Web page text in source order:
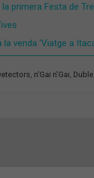
primera Festa de
la venda 'Viatge a
n'Gai n'Gai